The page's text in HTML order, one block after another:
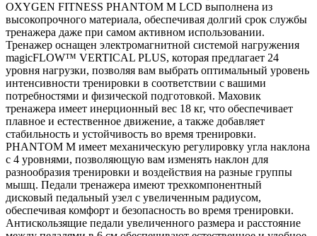
OXYGEN FITNESS PHANTOM M LCD выполнена из
высокопрочного материала, обеспечивая долгий срок службы
тренажера даже при самом активном использовании.
Тренажер оснащен электромагнитной системой нагружения
magicFLOW™ VERTICAL PLUS, которая предлагает 24
уровня нагрузки, позволяя вам выбрать оптимальный уровень
интенсивности тренировки в соответствии с вашими
потребностями и физической подготовкой. Маховик
тренажера имеет инерционный вес 18 кг, что обеспечивает
плавное и естественное движение, а также добавляет
стабильность и устойчивость во время тренировки.
PHANTOM M имеет механическую регулировку угла наклона
с 4 уровнями, позволяющую вам изменять наклон для
разнообразия тренировки и воздействия на разные группы
мышц. Педали тренажера имеют трехкомпонентный
дисковый педальный узел с увеличенным радиусом,
обеспечивая комфорт и безопасность во время тренировки.
Антискользящие педали увеличенного размера и расстояние